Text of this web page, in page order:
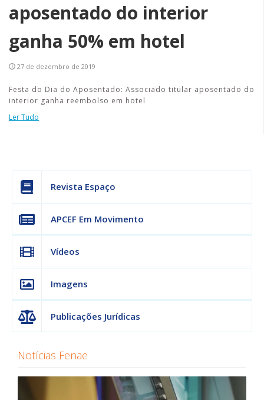
aposentado do interior
ganha 50% em hotel
27 de dezembro de 2019
Festa do Dia do Aposentado: Associado titular aposentado do
interior ganha reembolso em hotel
Ler Tudo
Revista Espaço
APCEF Em Movimento
Vídeos
Imagens
Publicações Jurídicas
Notícias Fenae